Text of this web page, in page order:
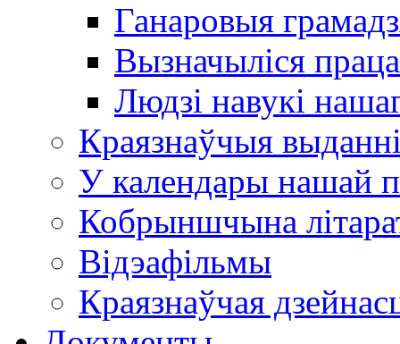
Ганаровыя
Вызначыліся
Людзі навукі
Краязнаўчыя
У календары нашай
Кобрыншчына
Відэафільмы
Краязнаўчая